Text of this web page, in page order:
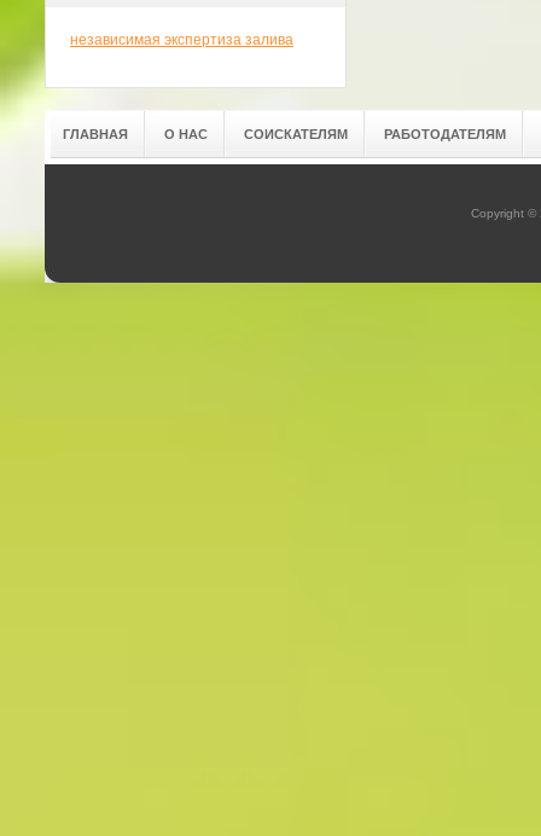
независимая экспертиза залива
ГЛАВНАЯ О НАС СОИСКАТЕЛЯМ РАБОТОДАТЕЛЯМ
Copyright ©